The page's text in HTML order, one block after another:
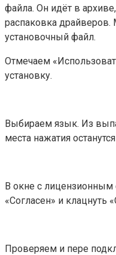
файла. Он идёт в
распаковка драйверов.
установочный файл.
Отмечаем
установку.
Выбираем язык. Из
места нажатия
В окне с лицензионным
«Согласен» и клацнуть
Проверяем и пере